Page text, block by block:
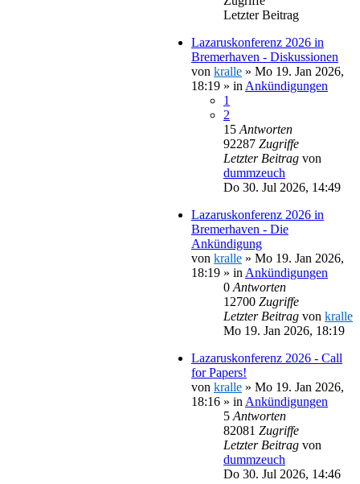
Letzter Beitrag
Lazaruskonferenz 2026 in
Bremerhaven - Diskussionen
von kralle » Mo 19. Jan 2026,
18:19 » in Ankündigungen
1
2
15 Antworten
92287 Zugriffe
Letzter Beitrag von
dummzeuch
Do 30. Jul 2026, 14:49
Lazaruskonferenz 2026 in
Bremerhaven - Die
Ankündigung
von kralle » Mo 19. Jan 2026,
18:19 » in Ankündigungen
0 Antworten
12700 Zugriffe
Letzter Beitrag von kralle
Mo 19. Jan 2026, 18:19
Lazaruskonferenz 2026 - Call
for Papers!
von kralle » Mo 19. Jan 2026,
18:16 » in Ankündigungen
5 Antworten
82081 Zugriffe
Letzter Beitrag von
dummzeuch
Do 30. Jul 2026, 14:46